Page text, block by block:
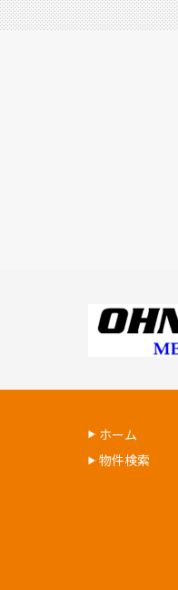
ホーム
物件検索